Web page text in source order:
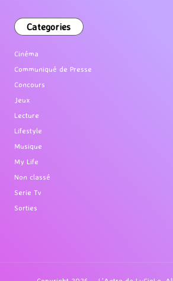
Categories
Cinéma
Communiqué de Presse
Concours
Jeux
Lecture
Lifestyle
Musique
My Life
Non classé
Serie Tv
Sorties